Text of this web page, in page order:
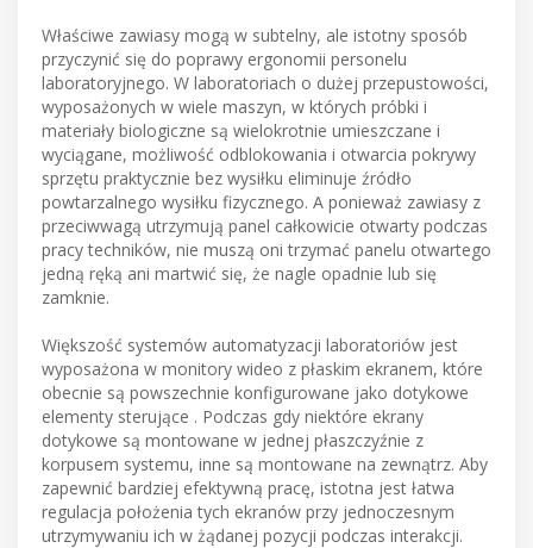
Właściwe zawiasy mogą w subtelny, ale istotny sposób
przyczynić się do poprawy ergonomii personelu
laboratoryjnego. W laboratoriach o dużej przepustowości,
wyposażonych w wiele maszyn, w których próbki i
materiały biologiczne są wielokrotnie umieszczane i
wyciągane, możliwość odblokowania i otwarcia pokrywy
sprzętu praktycznie bez wysiłku eliminuje źródło
powtarzalnego wysiłku fizycznego. A ponieważ zawiasy z
przeciwwagą utrzymują panel całkowicie otwarty podczas
pracy techników, nie muszą oni trzymać panelu otwartego
jedną ręką ani martwić się, że nagle opadnie lub się
zamknie.
Większość systemów automatyzacji laboratoriów jest
wyposażona w monitory wideo z płaskim ekranem, które
obecnie są powszechnie konfigurowane jako dotykowe
elementy sterujące . Podczas gdy niektóre ekrany
dotykowe są montowane w jednej płaszczyźnie z
korpusem systemu, inne są montowane na zewnątrz. Aby
zapewnić bardziej efektywną pracę, istotna jest łatwa
regulacja położenia tych ekranów przy jednoczesnym
utrzymywaniu ich w żądanej pozycji podczas interakcji.